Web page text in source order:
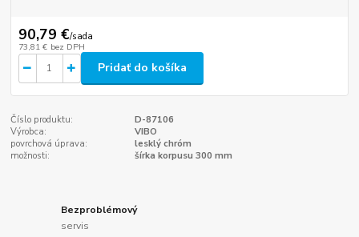
90,79 €/sada
73,81 € bez DPH
Pridať do košíka
Číslo produktu:
D-87106
Výrobca:
VIBO
povrchová úprava:
lesklý chróm
možnosti:
šírka korpusu 300 mm
Bezproblémový
servis